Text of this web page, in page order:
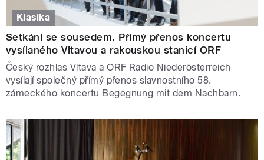
Klasika
Setkání se sousedem. Přímý přenos koncertu
vysílaného Vltavou a rakouskou stanicí ORF
Český rozhlas Vltava a ORF Radio Niederösterreich
vysílají společný přímý přenos slavnostního 58.
zámeckého koncertu Begegnung mit dem Nachbarn.